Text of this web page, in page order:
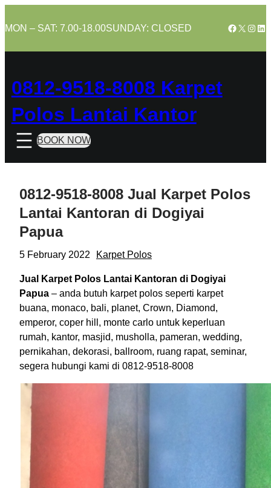
to
MON – SAT: 7.00-18.00SUNDAY: CLOSED Facebook
X
0812-9518-8008 Karpet
Polos Lantai Kantor
BOOK NOW
0812-9518-8008 Jual Karpet Polos
Lantai Kantoran di Dogiyai
Papua
5 February 2022 Karpet Polos
Jual Karpet Polos Lantai Kantoran di Dogiyai
Papua – anda butuh karpet polos seperti karpet
buana, monaco, bali, planet, Crown, Diamond,
emperor, coper hill, monte carlo untuk keperluan
rumah, kantor, masjid, musholla, pameran, wedding,
pernikahan, dekorasi, ballroom, ruang rapat, seminar,
segera hubungi kami di 0812-9518-8008